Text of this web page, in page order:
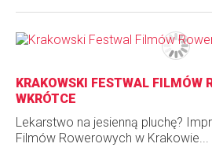
KRAKOWSKI FESTWAL FILMÓW
WKRÓTCE
Lekarstwo na jesienną pluchę?
Filmów Rowerowych w Krakowie...